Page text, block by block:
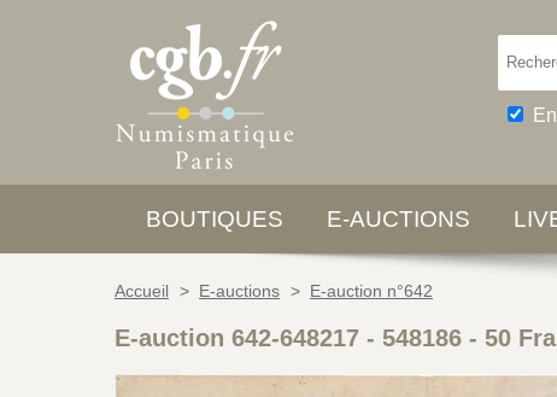
BOUTIQUES E-AUCTIONS
Accueil > E-auctions > E-auction n°642
E-auction 642-648217 - 548186 - 50